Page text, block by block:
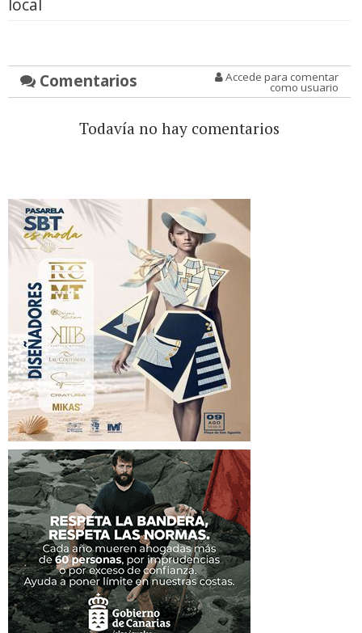
local
Comentarios Accede para comentar
como usuario
Todavía no hay comentarios